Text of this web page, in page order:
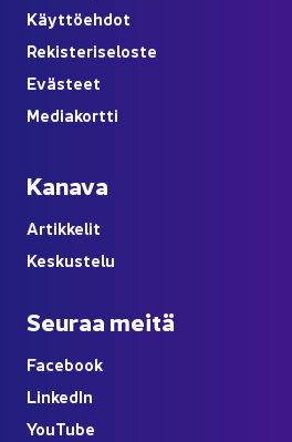
Käyt­tö­eh­dot
Re­kis­te­ri­se­los­te
Eväs­teet
Me­dia­kort­ti
Ka­na­va
Ar­tik­ke­lit
Kes­kus­te­lu
Seu­raa meitä
Face­book
Lin­ke­dIn
YouTube